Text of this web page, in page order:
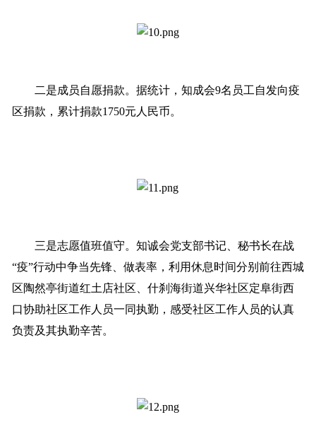
二是成员自愿捐款。据统计，知成会9名员工自发向疫
区捐款，累计捐款1750元人民币。
三是志愿值班值守。知诚会党支部书记、秘书长在战
“疫”行动中争当先锋、做表率，利用休息时间分别前往西城
区陶然亭街道红土店社区、什刹海街道兴华社区定阜街西
口协助社区工作人员一同执勤，感受社区工作人员的认真
负责及其执勤辛苦。